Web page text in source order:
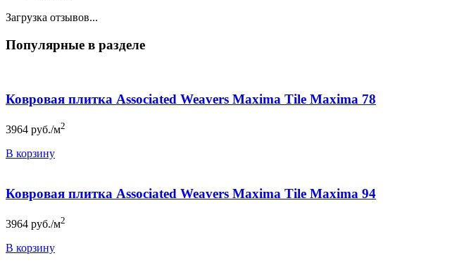
Загрузка отзывов...
Популярные в разделе
Ковровая плитка Associated Weavers Maxima Tile Maxima 78
3964 руб./м2
В корзину
Ковровая плитка Associated Weavers Maxima Tile Maxima 94
3964 руб./м2
В корзину